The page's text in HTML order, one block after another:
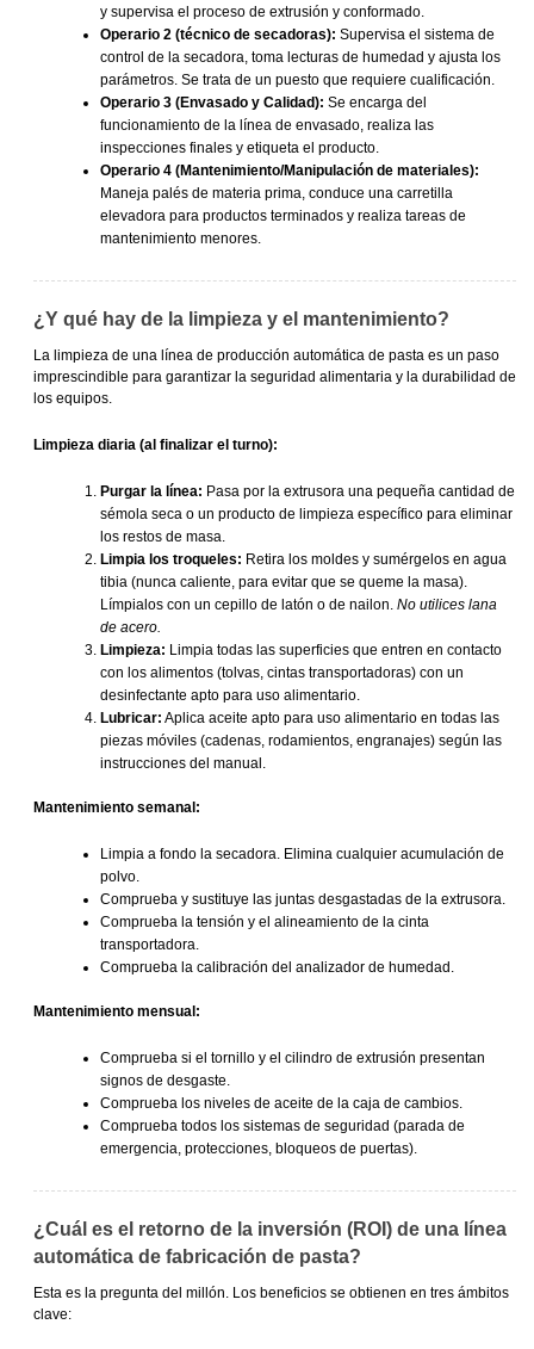
y supervisa el proceso de extrusión y conformado.
Operario 2 (técnico de secadoras): Supervisa el sistema de
control de la secadora, toma lecturas de humedad y ajusta los
parámetros. Se trata de un puesto que requiere cualificación.
Operario 3 (Envasado y Calidad): Se encarga del
funcionamiento de la línea de envasado, realiza las
inspecciones finales y etiqueta el producto.
Operario 4 (Mantenimiento/Manipulación de materiales):
Maneja palés de materia prima, conduce una carretilla
elevadora para productos terminados y realiza tareas de
mantenimiento menores.
¿Y qué hay de la limpieza y el mantenimiento?
La limpieza de una línea de producción automática de pasta es un paso
imprescindible para garantizar la seguridad alimentaria y la durabilidad de
los equipos.
Limpieza diaria (al finalizar el turno):
Purgar la línea: Pasa por la extrusora una pequeña cantidad de
sémola seca o un producto de limpieza específico para eliminar
los restos de masa.
Limpia los troqueles: Retira los moldes y sumérgelos en agua
tibia (nunca caliente, para evitar que se queme la masa).
Límpialos con un cepillo de latón o de nailon. No utilices lana
de acero.
Limpieza: Limpia todas las superficies que entren en contacto
con los alimentos (tolvas, cintas transportadoras) con un
desinfectante apto para uso alimentario.
Lubricar: Aplica aceite apto para uso alimentario en todas las
piezas móviles (cadenas, rodamientos, engranajes) según las
instrucciones del manual.
Mantenimiento semanal:
Limpia a fondo la secadora. Elimina cualquier acumulación de
polvo.
Comprueba y sustituye las juntas desgastadas de la extrusora.
Comprueba la tensión y el alineamiento de la cinta
transportadora.
Comprueba la calibración del analizador de humedad.
Mantenimiento mensual:
Comprueba si el tornillo y el cilindro de extrusión presentan
signos de desgaste.
Comprueba los niveles de aceite de la caja de cambios.
Comprueba todos los sistemas de seguridad (parada de
emergencia, protecciones, bloqueos de puertas).
¿Cuál es el retorno de la inversión (ROI) de una línea
automática de fabricación de pasta?
Esta es la pregunta del millón. Los beneficios se obtienen en tres ámbitos
clave: